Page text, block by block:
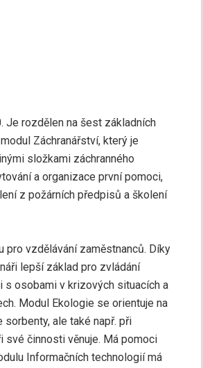
Je rozdělen na šest základních
Záchranářství, který je
složkami záchranného
a organizace první pomoci,
z požárních předpisů a školení
vzdělávání zaměstnanců. Díky
lepší základ pro zvládání
osobami v krizových situacích a
Modul Ekologie se orientuje na
ale také např. při
své činnosti věnuje. Má pomoci
Informačních technologií má